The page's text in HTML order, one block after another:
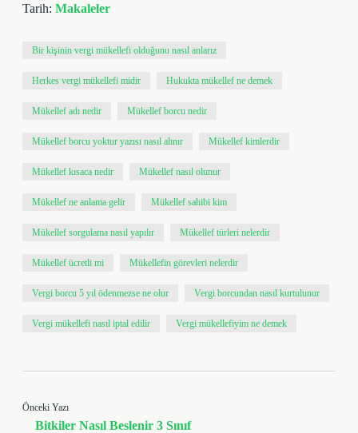
Tarih: Makaleler
Bir kişinin vergi mükellefi olduğunu nasıl anlarız
Herkes vergi mükellefi midir Hukukta mükellef ne demek
Mükellef adı nedir Mükellef borcu nedir
Mükellef borcu yoktur yazısı nasıl alınır Mükellef kimlerdir
Mükellef kısaca nedir Mükellef nasıl olunur
Mükellef ne anlama gelir Mükellef sahibi kim
Mükellef sorgulama nasıl yapılır Mükellef türleri nelerdir
Mükellef ücretli mi Mükellefin görevleri nelerdir
Vergi borcu 5 yıl ödenmezse ne olur Vergi borcundan nasıl kurtulunur
Vergi mükellefi nasıl iptal edilir Vergi mükellefiyim ne demek
Önceki Yazı
Bitkiler Nasıl Beslenir 3 Sınıf